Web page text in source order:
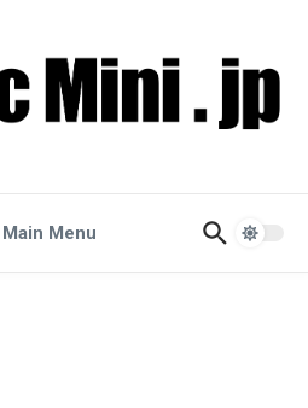
Main Menu